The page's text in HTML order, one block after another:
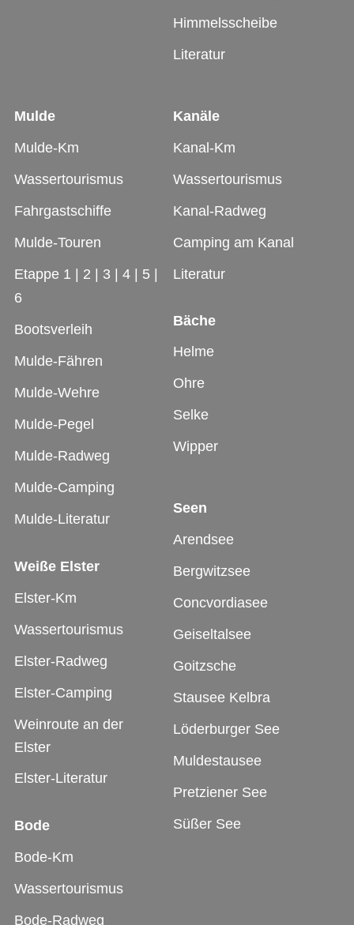
Himmelsscheibe
Literatur
Mulde
Mulde-Km
Wassertourismus
Fahrgastschiffe
Mulde-Touren
Etappe 1 | 2 | 3 | 4 | 5 |
6
Bootsverleih
Mulde-Fähren
Mulde-Wehre
Mulde-Pegel
Mulde-Radweg
Mulde-Camping
Mulde-Literatur
Weiße Elster
Elster-Km
Wassertourismus
Elster-Radweg
Elster-Camping
Weinroute an der
Elster
Elster-Literatur
Bode
Bode-Km
Wassertourismus
Bode-Radweg
Kanäle
Kanal-Km
Wassertourismus
Kanal-Radweg
Camping am Kanal
Literatur
Bäche
Helme
Ohre
Selke
Wipper
Seen
Arendsee
Bergwitzsee
Concvordiasee
Geiseltalsee
Goitzsche
Stausee Kelbra
Löderburger See
Muldestausee
Pretziener See
Süßer See